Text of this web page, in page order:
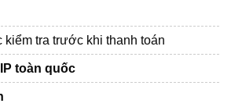
kiểm tra trước khi thanh toán
toàn quốc